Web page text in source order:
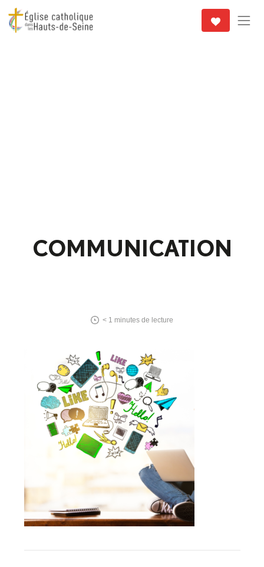
COMMUNICATION
< 1 minutes de lecture